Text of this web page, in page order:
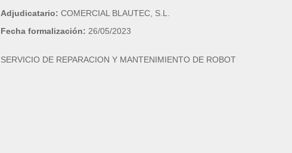
Adjudicatario: COMERCIAL BLAUTEC, S.L.
Fecha formalización: 26/05/2023
SERVICIO DE REPARACION Y MANTENIMIENTO DE ROBOT